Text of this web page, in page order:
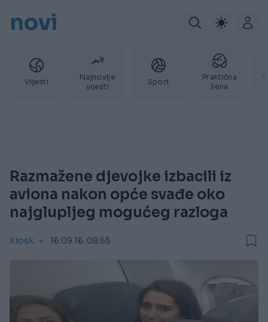
novi
Vijesti
Najnovije
vijesti
Sport
Praktična
žena
Razmažene djevojke izbacili iz
aviona nakon opće svađe oko
najglupljeg mogućeg razloga
Kiosk 16.09.16. 08:55